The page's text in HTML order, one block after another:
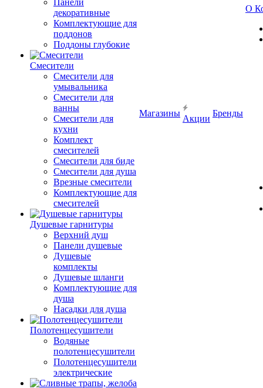
Панели
декоративные
Комплектующие для
поддонов
Поддоны глубокие
Смесители
Смесители для
умывальника
Смесители для
ванны
Смесители для
кухни
Комплект
смесителей
Смесители для биде
Смесители для душа
Врезные смесители
Комплектующие для
смесителей
Душевые гарнитуры
Верхний душ
Панели душевые
Душевые
комплекты
Душевые шланги
Комплектующие для
душа
Насадки для душа
Полотенцесушители
Водяные
полотенцесушители
Полотенцесушители
электрические
Магазины
Акции
Бренды
О